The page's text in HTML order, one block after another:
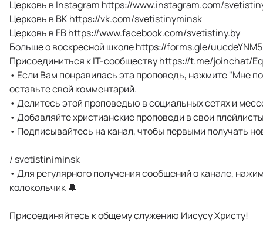
Церковь в Instagram https://www.instagram.com/
Церковь в ВК https://vk.com/svetistinyminsk
Церковь в FB https://www.facebook.com/svetistiny.by
Больше о воскресной школе https://forms.gle/
Присоединиться к IT-сообществу https://t.me/joinchat/
• Если Вам понравилась эта проповедь, нажмите "Мне
оставьте свой комментарий.
• Делитесь этой проповедью в социальных сетях и
• Добавляйте христианские проповеди в свои
• Подписывайтесь на канал, чтобы первыми получать
/ svetistiniminsk
• Для регулярного получения сообщений о канале,
колокольчик 🔔
Присоединяйтесь к общему служению Иисусу Христу!